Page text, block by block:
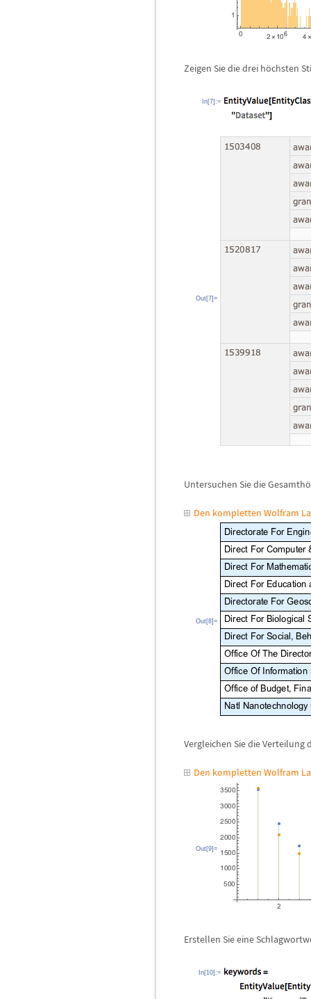
Zeigen Sie die drei höchsten
In[7]:=
Out[7]=
Untersuchen Sie die Gesamthö
Den kompletten Wolfram
Out[8]=
Vergleichen Sie die
Den kompletten Wolfram
Out[9]=
Erstellen Sie eine
In[10]:=